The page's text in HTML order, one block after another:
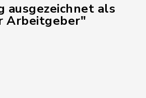
ausgezeichnet als
Arbeitgeber"